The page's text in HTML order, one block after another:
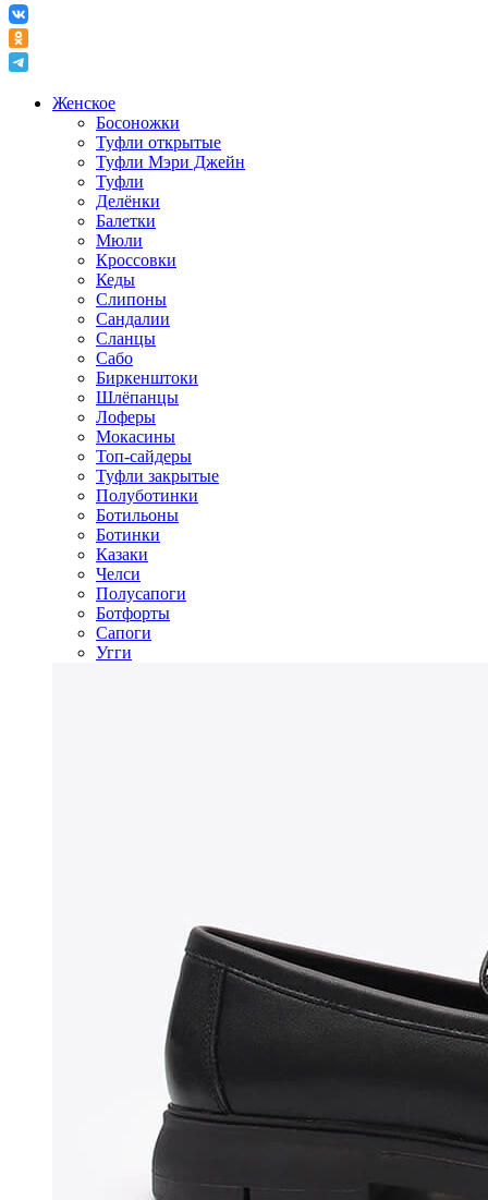
Женское
Босоножки
Туфли открытые
Туфли Мэри Джейн
Туфли
Делёнки
Балетки
Мюли
Кроссовки
Кеды
Слипоны
Сандалии
Сланцы
Сабо
Биркенштоки
Шлёпанцы
Лоферы
Мокасины
Топ-сайдеры
Туфли закрытые
Полуботинки
Ботильоны
Ботинки
Казаки
Челси
Полусапоги
Ботфорты
Сапоги
Угги